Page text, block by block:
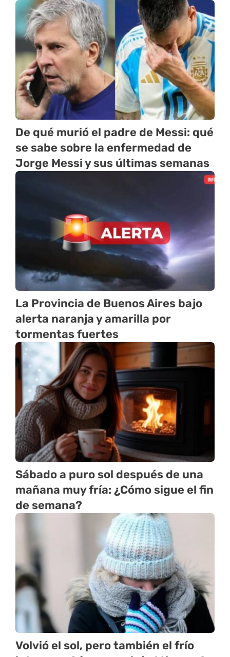
De qué murió el padre de Messi: qué
se sabe sobre la enfermedad de
Jorge Messi y sus últimas semanas
La Provincia de Buenos Aires bajo
alerta naranja y amarilla por
tormentas fuertes
Sábado a puro sol después de una
mañana muy fría: ¿Cómo sigue el fin
de semana?
Volvió el sol, pero también el frío